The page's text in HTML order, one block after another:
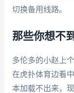
切换备用线路。
那些你想不
多伦多的小赵上
在虎扑体育边看
本加载不出来，